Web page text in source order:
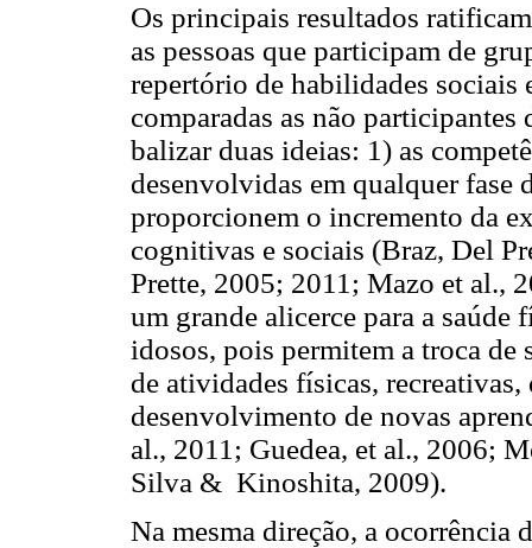
Os principais resultados
as pessoas que participam de
repertório de habilidades sociais
comparadas as não
balizar duas ideias: 1) as
desenvolvidas em qualquer fase
proporcionem o incremento da
cognitivas e sociais (Braz, Del
Prette, 2005; 2011; Mazo et al.,
um grande alicerce para a saúde
idosos, pois permitem a troca de
de atividades físicas,
desenvolvimento de novas
al., 2011; Guedea, et al., 2006;
Silva & Kinoshita, 2009).
Na mesma direção, a ocorrência